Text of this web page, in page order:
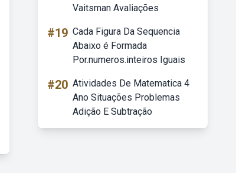
Vaitsman Avaliações
#19 Cada Figura Da Sequencia
Abaixo é Formada
Por.numeros.inteiros Iguais
#20 Atividades De Matematica 4
Ano Situações Problemas
Adição E Subtração